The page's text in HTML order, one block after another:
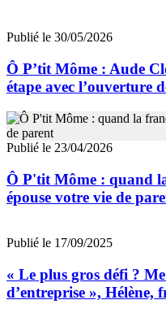
Publié le 30/05/2026
Ô P’tit Môme : Aude
étape avec l’ouverture
Publié le 23/04/2026
Ô P'tit Môme : quand
épouse votre vie de
Publié le 17/09/2025
« Le plus gros défi ?
d’entreprise », Hélène,